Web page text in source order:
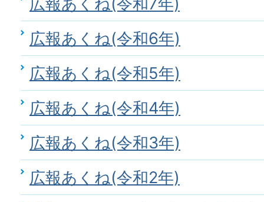
広報あくね(令和7年)
広報あくね(令和6年)
広報あくね(令和5年)
広報あくね(令和4年)
広報あくね(令和3年)
広報あくね(令和2年)